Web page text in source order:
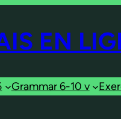
EN
Grammar 6-10 v